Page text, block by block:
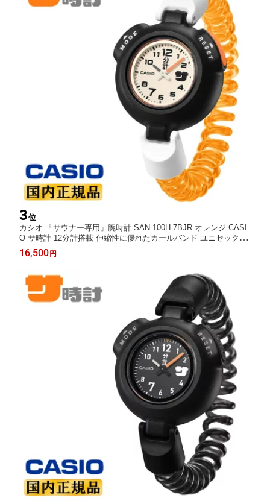
3位
カシオ 「サウナー専用」腕時計 SAN-100H-7BJR オレンジ CASI
O サ時計 12分計搭載 伸縮性に優れたカールバンド ユニセックス
（SAN100H7BJR）
16,500円